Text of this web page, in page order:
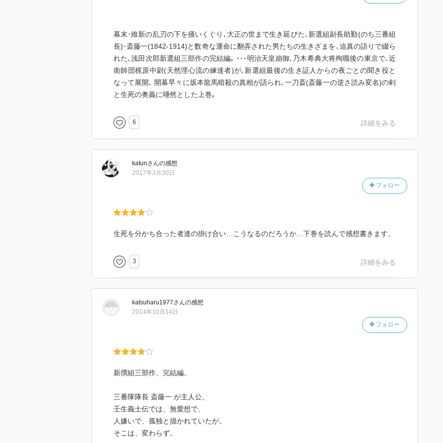
幕末･維新の乱刃の下を掻いくぐり､大正の世まで生き延びた､新選組副長助勤(のち三番組
長)･斎藤一(1842-1914)と数奇な運命に翻弄された男たちの生きざまを､迫真の語りで綴ら
れた､浅田次郎新選組三部作の完結編｡ ･･･明治天皇崩御､乃木希典大将殉職後の東京で､近
衛師団梶原中尉(天然理心流の練達者)が､新選組最後の生き証人からの夜ごとの聞き役と
なって展開､ 開幕早々に坂本龍馬暗殺の真相が語られ､一刀斎(斎藤一の逆さ読み変名)の剣
と生死の奥義に唖然とした上巻｡
6 詳細をみる
katunさんの感想
フォロー
2017年3月30日
生死を分かち合った者達の掛け合い…こうなるのだろうか…下巻を読んで感想書きます。
3 詳細をみる
katsuharu1977さんの感想
フォロー
2014年10月14日
新撰組三部作、完結編。
三番隊隊長 斎藤一 が主人公。
壬生義士伝では、無愛想で、
人嫌いで、孤独と描かれていたが。
そこは、変わらず。